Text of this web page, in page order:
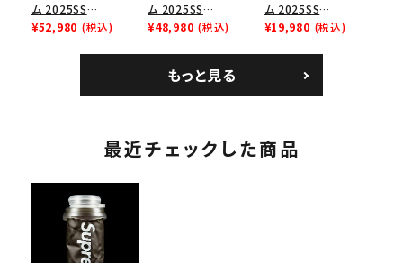
ム 2025SS
Bandana Football
¥52,980 (税込)
ム 2025SS
Backpack バックパッ
¥48,980 (税込)
ム 2025SS
Homerun Tee ホー
¥19,980 (税込)
もっと見る
最近チェックした商品